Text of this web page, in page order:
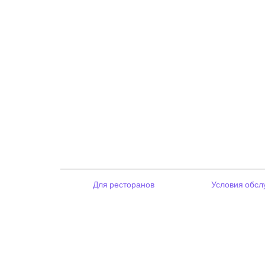
Для ресторанов Условия